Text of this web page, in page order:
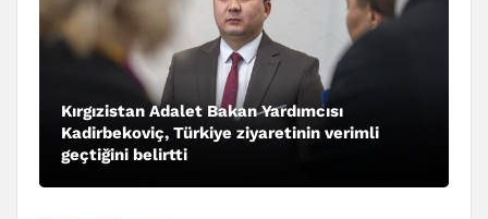
Kırgızistan Adalet Bakan Yardımcısı
Kadirbekoviç, Türkiye ziyaretinin verimli
geçtiğini belirtti